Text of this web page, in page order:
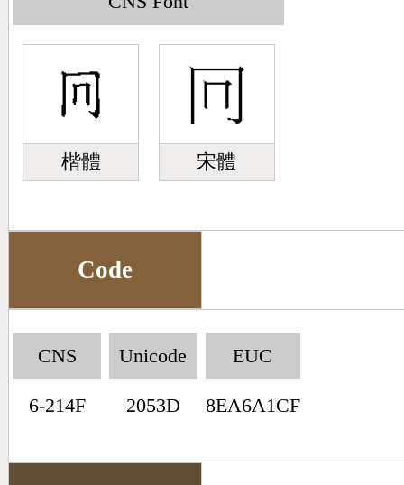
楷體 宋體
Code
CNS
6-214F
Unicode
2053D
EUC
8EA6A1CF